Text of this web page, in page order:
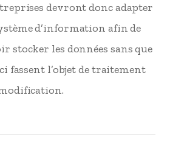
devront donc adapter
d’information afin de
stocker les données sans que
fassent l’objet de traitement